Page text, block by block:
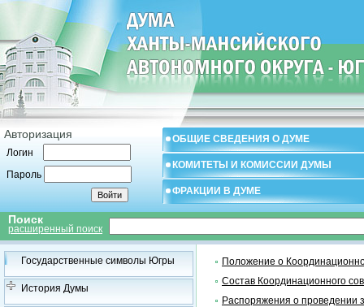
Авторизация
Логин
Пароль
ОБЩИЕ СВЕДЕНИЯ О ДУМЕ
КОМИТЕТЫ И КОМИССИИ ДУМЫ
ФРАКЦИИ В ДУМЕ
Поиск
расширенный поиск
Государственные символы Югры
История Думы
Положение о
Состав Координационного
Распоряжения о проведении